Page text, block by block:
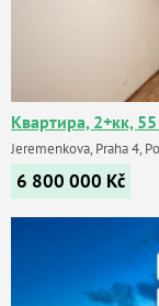
Квартира, 2+кк,
Jeremenkova, Praha 4,
6 800 000 Kč